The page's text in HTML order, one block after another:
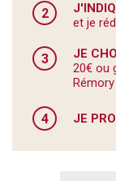
3
JE
20€ ou
2
et je
4 JE